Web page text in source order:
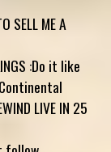
SELL ME A
:Do it like
LIVE IN 25